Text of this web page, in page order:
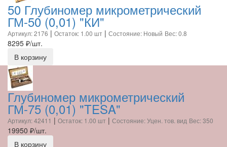
50 Глубиномер микрометрический
ГМ-50 (0,01) "КИ"
Артикул: 2176 | Остаток: 1.00 шт | Состояние: Новый Вес: 0.8
8295 ₽/шт.
В корзину
Глубиномер микрометрический
ГМ-75 (0,01) "TESA"
Артикул: 42411 | Остаток: 1.00 шт | Состояние: Уцен. тов. вид Вес: 350
19950 ₽/шт.
В корзину